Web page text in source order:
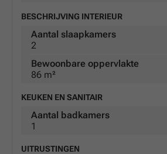
BESCHRIJVING INTERIEUR
Aantal slaapkamers
2
Bewoonbare oppervlakte
86 m²
KEUKEN EN SANITAIR
Aantal badkamers
1
UITRUSTINGEN